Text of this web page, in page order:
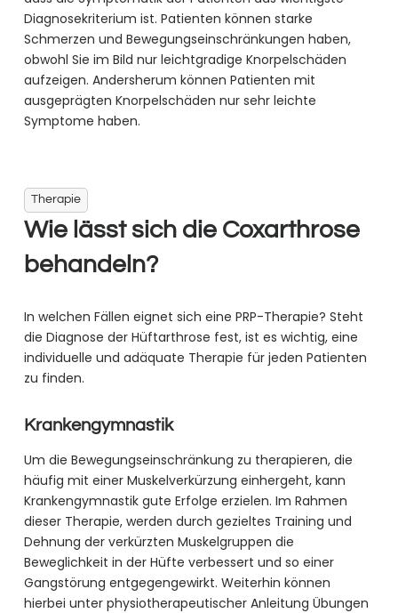
Diagnosekriterium ist. Patienten können starke
Schmerzen und Bewegungseinschränkungen haben,
obwohl Sie im Bild nur leichtgradige Knorpelschäden
aufzeigen. Andersherum können Patienten mit
ausgeprägten Knorpelschäden nur sehr leichte
Symptome haben.
Therapie
Wie lässt sich die Coxarthrose
behandeln?
In welchen Fällen eignet sich eine PRP-Therapie? Steht
die Diagnose der Hüftarthrose fest, ist es wichtig, eine
individuelle und adäquate Therapie für jeden Patienten
zu finden.
Krankengymnastik
Um die Bewegungseinschränkung zu therapieren, die
häufig mit einer Muskelverkürzung einhergeht, kann
Krankengymnastik gute Erfolge erzielen. Im Rahmen
dieser Therapie, werden durch gezieltes Training und
Dehnung der verkürzten Muskelgruppen die
Beweglichkeit in der Hüfte verbessert und so einer
Gangstörung entgegengewirkt. Weiterhin können
hierbei unter physiotherapeutischer Anleitung Übungen